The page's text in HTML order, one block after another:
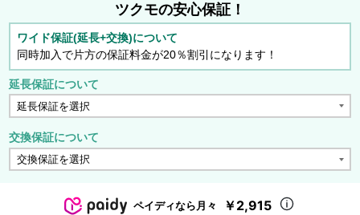
ツクモの安心保証！
ワイド保証(延長+交換)について
同時加入で片方の保証料金が20％割引になります！
延長保証について
交換保証について
ペイディなら月々 ￥2,915